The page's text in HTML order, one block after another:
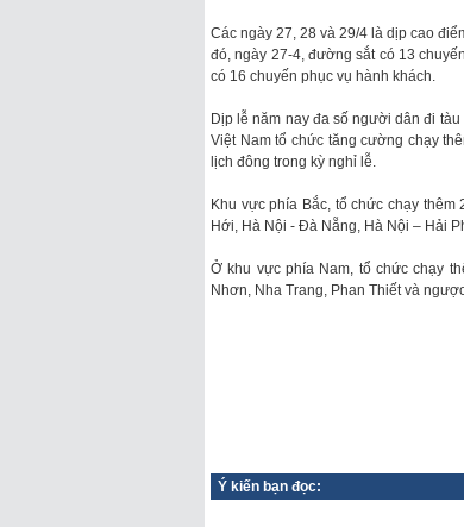
Các ngày 27, 28 và 29/4 là dịp cao
đó, ngày 27-4, đường sắt có 13
có 16 chuyến phục vụ hành khách.
Dịp lễ năm nay đa số người dân đi
Việt Nam tổ chức tăng cường chạy
lịch đông trong kỳ nghỉ lễ.
Khu vực phía Bắc, tổ chức chạy
Hới, Hà Nội - Đà Nẵng, Hà Nội – Hải
Ở khu vực phía Nam, tổ chức chạy
Nhơn, Nha Trang, Phan Thiết và
Ý kiến bạn đọc: